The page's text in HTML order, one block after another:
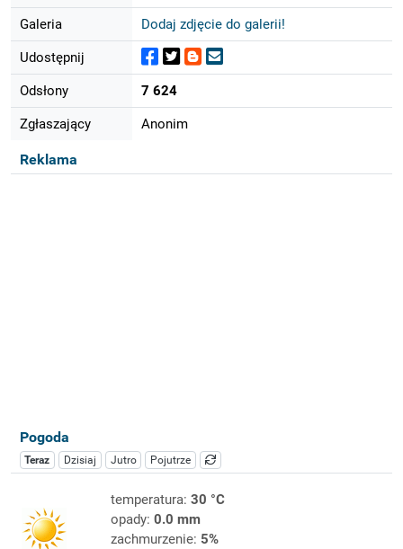
Galeria Dodaj zdjęcie do galerii!
Udostępnij
Odsłony 7 624
Zgłaszający Anonim
Reklama
Pogoda
Teraz Dzisiaj Jutro Pojutrze
temperatura: 30 °C
opady: 0.0 mm
zachmurzenie: 5%